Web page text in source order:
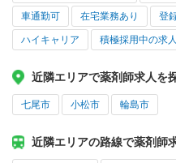
車通勤可 在宅業務あり 登
ハイキャリア 積極採用中の求人
近隣エリアで薬剤師求人を
七尾市 小松市 輪島市
近隣エリアの路線で薬剤師